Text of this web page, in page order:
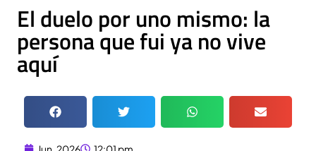
El duelo por uno mismo: la
persona que fui ya no vive
aquí